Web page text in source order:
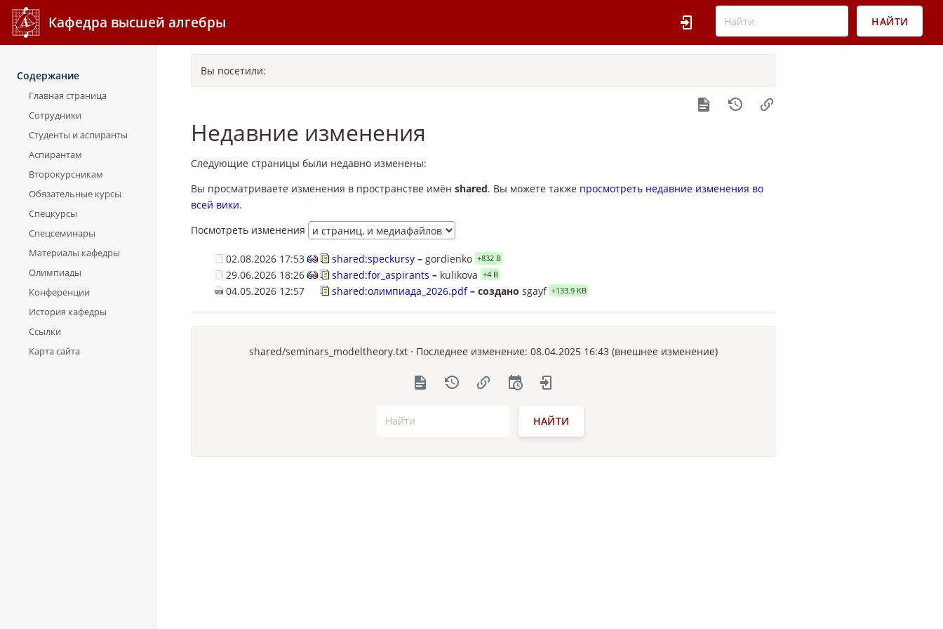
Кафедра высшей алгебры НАЙТИ
Содержание
Главная страница
Сотрудники
Студенты и аспиранты
Аспирантам
Второкурсникам
Обязательные курсы
Спецкурсы
Спецсеминары
Материалы кафедры
Олимпиады
Конференции
История кафедры
Ссылки
Карта сайта
Вы посетили:
Недавние изменения
Следующие страницы были недавно изменены:
Вы просматриваете изменения в пространстве имён shared. Вы можете также просмотреть недавние изменения во
всей вики.
Посмотреть изменения
02.08.2026 17:53 shared:speckursy –gordienko +832 B
29.06.2026 18:26 shared:for_aspirants – kulikova +4 B
04.05.2026 12:57 shared:олимпиада_2026.pdf – создано sgayf +133.9 KB
shared/seminars_modeltheory.txt· Последнее изменение: 08.04.2025 16:43 (внешнее изменение)
НАЙТИ